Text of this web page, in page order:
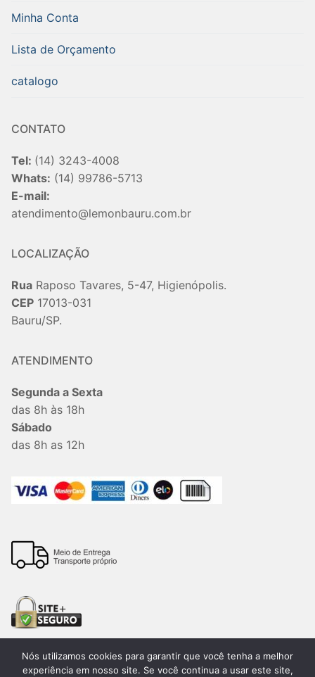
Minha Conta
Lista de Orçamento
catalogo
CONTATO
Tel: (14) 3243-4008
Whats: (14) 99786-5713
E-mail:
atendimento@lemonbauru.com.br
LOCALIZAÇÃO
Rua Raposo Tavares, 5-47, Higienópolis.
CEP 17013-031
Bauru/SP.
ATENDIMENTO
Segunda a Sexta
das 8h às 18h
Sábado
das 8h as 12h
Nós utilizamos cookies para garantir que você tenha a melhor
experiência em nosso site. Se você continua a usar este site,